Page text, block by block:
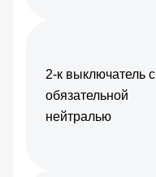
2-к выключатель с
обязательной
нейтралью